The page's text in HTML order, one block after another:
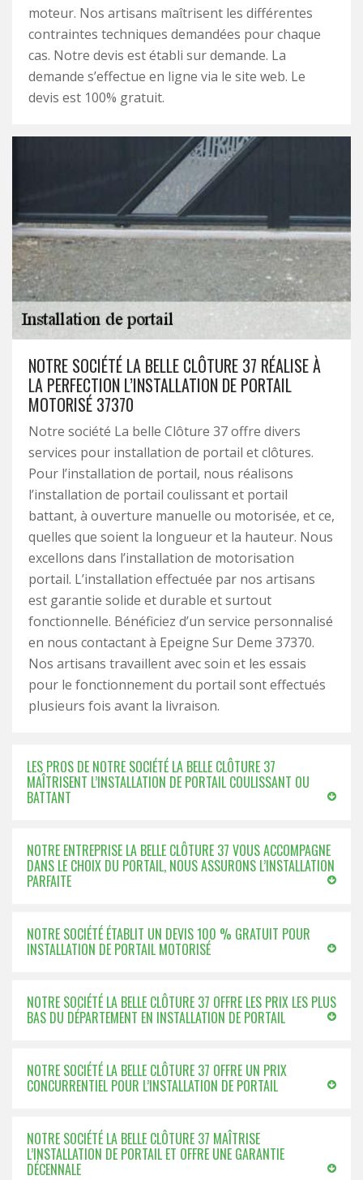
moteur. Nos artisans maîtrisent les différentes
contraintes techniques demandées pour chaque
cas. Notre devis est établi sur demande. La
demande s’effectue en ligne via le site web. Le
devis est 100% gratuit.
NOTRE SOCIÉTÉ LA BELLE CLÔTURE 37 RÉALISE À
LA PERFECTION L’INSTALLATION DE PORTAIL
MOTORISÉ 37370
Notre société La belle Clôture 37 offre divers
services pour installation de portail et clôtures.
Pour l’installation de portail, nous réalisons
l’installation de portail coulissant et portail
battant, à ouverture manuelle ou motorisée, et ce,
quelles que soient la longueur et la hauteur. Nous
excellons dans l’installation de motorisation
portail. L’installation effectuée par nos artisans
est garantie solide et durable et surtout
fonctionnelle. Bénéficiez d’un service personnalisé
en nous contactant à Epeigne Sur Deme 37370.
Nos artisans travaillent avec soin et les essais
pour le fonctionnement du portail sont effectués
plusieurs fois avant la livraison.
LES PROS DE NOTRE SOCIÉTÉ LA BELLE CLÔTURE 37
MAÎTRISENT L’INSTALLATION DE PORTAIL COULISSANT OU
BATTANT
NOTRE ENTREPRISE LA BELLE CLÔTURE 37 VOUS ACCOMPAGNE
DANS LE CHOIX DU PORTAIL, NOUS ASSURONS L’INSTALLATION
PARFAITE
NOTRE SOCIÉTÉ ÉTABLIT UN DEVIS 100 % GRATUIT POUR
INSTALLATION DE PORTAIL MOTORISÉ
NOTRE SOCIÉTÉ LA BELLE CLÔTURE 37 OFFRE LES PRIX LES PLUS
BAS DU DÉPARTEMENT EN INSTALLATION DE PORTAIL
NOTRE SOCIÉTÉ LA BELLE CLÔTURE 37 OFFRE UN PRIX
CONCURRENTIEL POUR L’INSTALLATION DE PORTAIL
NOTRE SOCIÉTÉ LA BELLE CLÔTURE 37 MAÎTRISE
L’INSTALLATION DE PORTAIL ET OFFRE UNE GARANTIE
DÉCENNALE